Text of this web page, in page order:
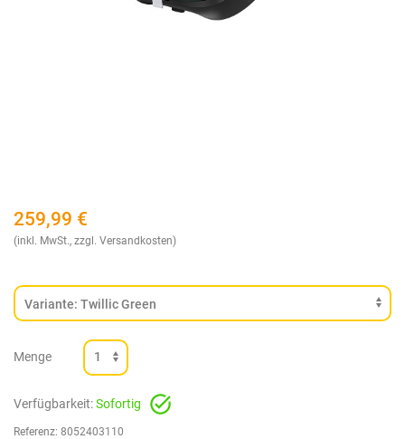
259,99 €
(inkl. MwSt., zzgl. Versandkosten)
Menge
Verfügbarkeit:Sofortig
Referenz: 8052403110